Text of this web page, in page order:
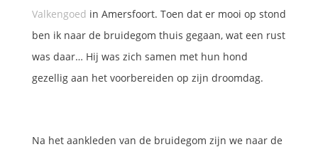
Valkengoed in Amersfoort. Toen dat er mooi op stond
ben ik naar de bruidegom thuis gegaan, wat een rust
was daar… Hij was zich samen met hun hond
gezellig aan het voorbereiden op zijn droomdag.
Na het aankleden van de bruidegom zijn we naar de